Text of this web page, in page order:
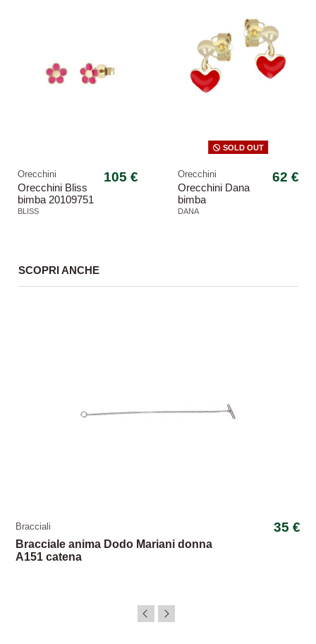
Orecchini
Orecchini Bliss
bimba 20109751
My Baby fiore
BLISS
105 €
SOLD OUT
Orecchini
Orecchini Dana
bimba
ORBFC33OGSR
DANA
62 €
SCOPRI ANCHE
Bracciali 35 €
Bracciale anima Dodo Mariani donna
A151 catena